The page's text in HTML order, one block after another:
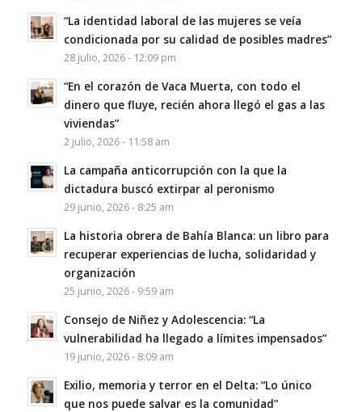
“La identidad laboral de las mujeres se veía
condicionada por su calidad de posibles madres”
28 julio, 2026 - 12:09 pm
“En el corazón de Vaca Muerta, con todo el
dinero que fluye, recién ahora llegó el gas a las
viviendas”
2 julio, 2026 - 11:58 am
La campaña anticorrupción con la que la
dictadura buscó extirpar al peronismo
29 junio, 2026 - 8:25 am
La historia obrera de Bahía Blanca: un libro para
recuperar experiencias de lucha, solidaridad y
organización
25 junio, 2026 - 9:59 am
Consejo de Niñez y Adolescencia: “La
vulnerabilidad ha llegado a límites impensados”
19 junio, 2026 - 8:09 am
Exilio, memoria y terror en el Delta: “Lo único
que nos puede salvar es la comunidad”